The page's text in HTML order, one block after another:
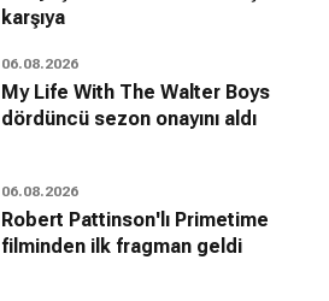
karşıya
06.08.2026
My Life With The Walter Boys
dördüncü sezon onayını aldı
06.08.2026
Robert Pattinson'lı Primetime
filminden ilk fragman geldi